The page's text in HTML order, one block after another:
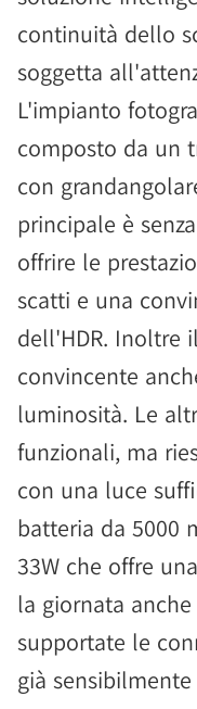
continuità dello
soggetta
L'impianto
composto da un
con
principale è
offrire le
scatti e una
dell'HDR. Inoltre
convincente
luminosità. Le
funzionali, ma
con una luce
batteria da 5000
33W che offre
la giornata
supportate le
già